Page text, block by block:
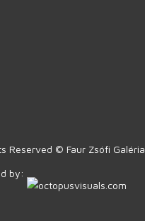
Reserved © Faur Zsófi Galéria
by: